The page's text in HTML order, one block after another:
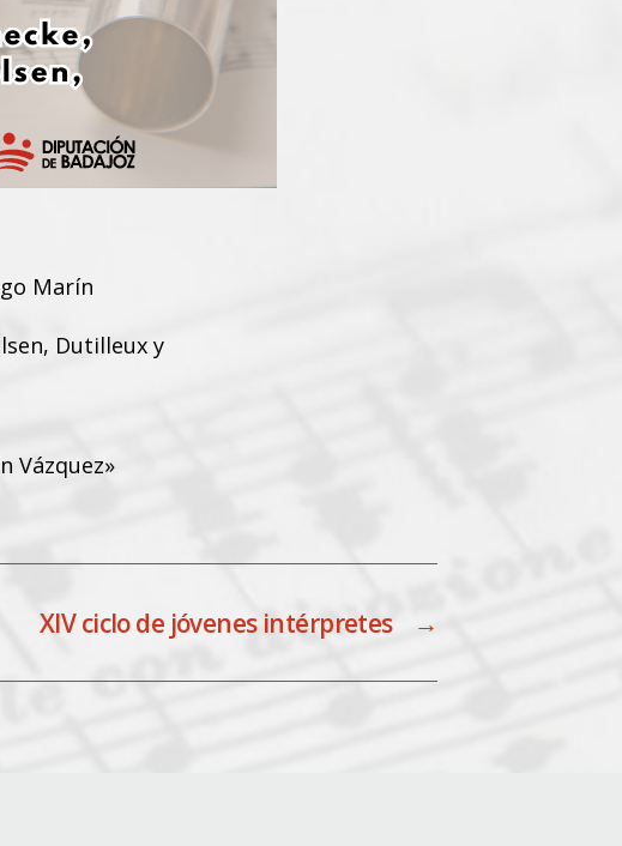
Marín
Dutilleux y
Vázquez»
→
XIV ciclo de jóvenes intérpretes